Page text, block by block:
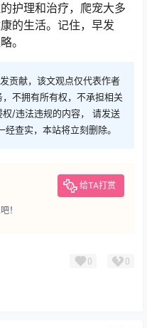
护理和治疗，爬宠大多
的生活。记住，早发
。
贡献，该文观点仅代表作者
不拥有所有权，不承担相关
/违法违规的内容， 请发送
查实，本站将立刻删除。
给TA打赏
！
0 0